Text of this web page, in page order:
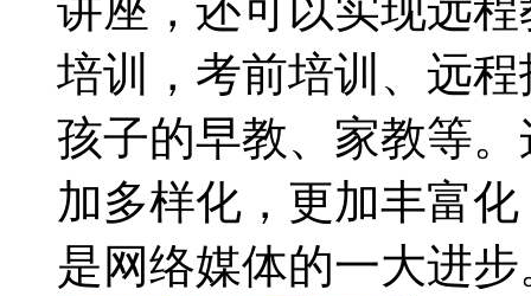
培训，考前培训、远
孩子的早教、家教等
加多样化，更加丰富
是网络媒体的一大进步